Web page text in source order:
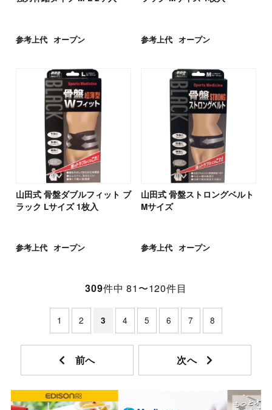
参考上代 オープン 参考上代 オープン
山田式 骨盤ダブルフィット ブ
ラック Lサイズ 1枚入
参考上代 オープン
山田式 骨盤ストロングベルト
Mサイズ
参考上代 オープン
309件中 81〜120件目
1 2 3 4 5 6 7 8